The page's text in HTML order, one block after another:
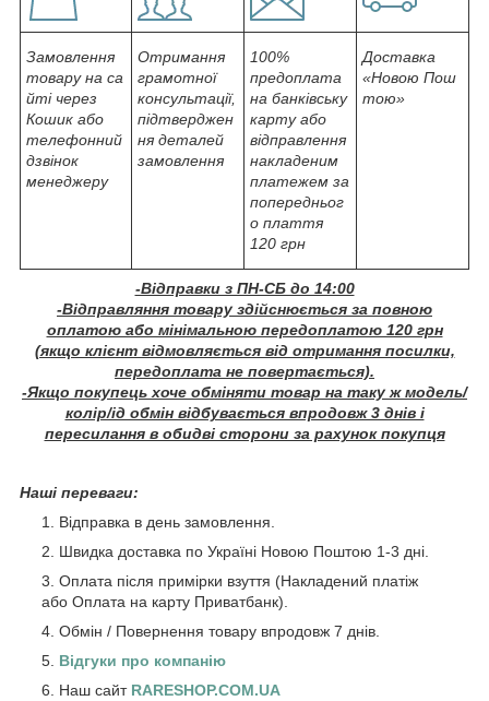
Замовлення
товару на са
йті через
Кошик або
телефонний
дзвінок
менеджеру
Отримання
грамотної
консультації,
підтверджен
ня деталей
замовлення
100%
предоплата
на банківську
карту або
відправлення
накладеним
платежем за
попередньог
о плаття
120 грн
Доставка
«Новою Пош
тою»
-Відправки з ПН-СБ до 14:00
-Відправляння товару здійснюється за повною
оплатою або мінімальною передоплатою 120 грн
(якщо клієнт відмовляється від отримання посилки,
передоплата не повертається).
-Якщо покупець хоче обміняти товар на таку ж модель/
колір/ід обмін відбувається впродовж 3 днів і
пересилання в обидві сторони за рахунок покупця
Наші переваги:
Відправка в день замовлення.
Швидка доставка по Україні Новою Поштою 1-3 дні.
Оплата після примірки взуття (Накладений платіж
або Оплата на карту Приватбанк).
Обмін / Повернення товару впродовж 7 днів.
Відгуки про компанію
Наш сайт RARESHOP.COM.UA